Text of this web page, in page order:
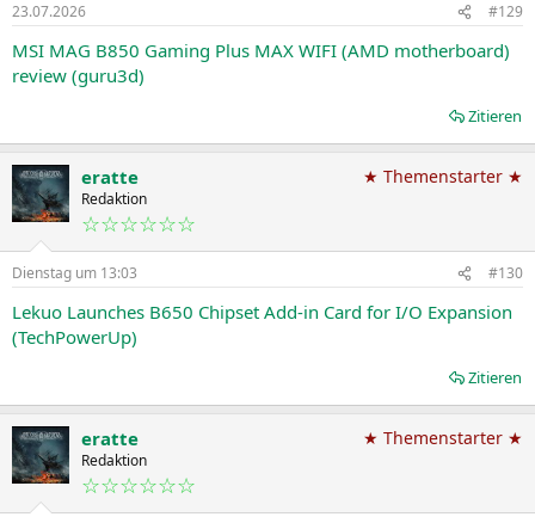
23.07.2026 #129
MSI MAG B850 Gaming Plus MAX WIFI (AMD motherboard)
review (guru3d)
Zitieren
eratte
Redaktion
☆☆☆☆☆☆
★ Themenstarter ★
Dienstag um 13:03 #130
Lekuo Launches B650 Chipset Add-in Card for I/O Expansion
(TechPowerUp)
Zitieren
eratte
Redaktion
☆☆☆☆☆☆
★ Themenstarter ★